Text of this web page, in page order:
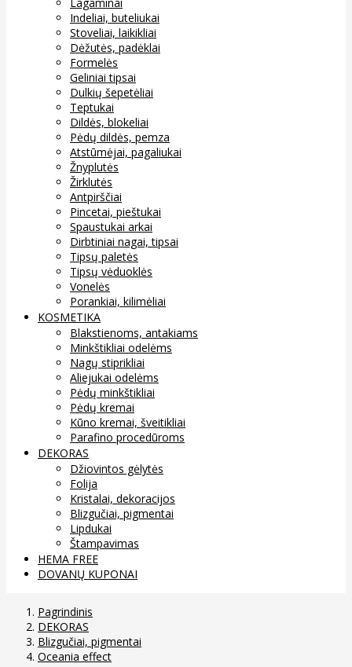
Indeliai, buteliukai
Stoveliai, laikikliai
Dėžutės, padėklai
Formelės
Geliniai tipsai
Dulkių šepetėliai
Teptukai
Dildės, blokeliai
Pėdų dildės, pemza
Atstūmėjai, pagaliukai
Žnyplutės
Žirklutės
Antpirščiai
Pincetai, pieštukai
Spaustukai arkai
Dirbtiniai nagai, tipsai
Tipsų paletės
Tipsų vėduoklės
Vonelės
Porankiai, kilimėliai
KOSMETIKA
Blakstienoms, antakiams
Minkštikliai odelėms
Nagų stiprikliai
Aliejukai odelėms
Pėdų minkštikliai
Pėdų kremai
Kūno kremai, šveitikliai
Parafino procedūroms
DEKORAS
Džiovintos gėlytės
Folija
Kristalai, dekoracijos
Blizgučiai, pigmentai
Lipdukai
Štampavimas
HEMA FREE
DOVANŲ KUPONAI
Pagrindinis
DEKORAS
Blizgučiai, pigmentai
Oceania effect